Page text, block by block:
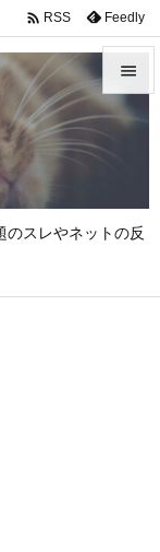
のスレやネットの反



 RSS Feedly